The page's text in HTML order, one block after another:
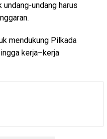
undang harus
mendukung Pilkada
kerja–kerja